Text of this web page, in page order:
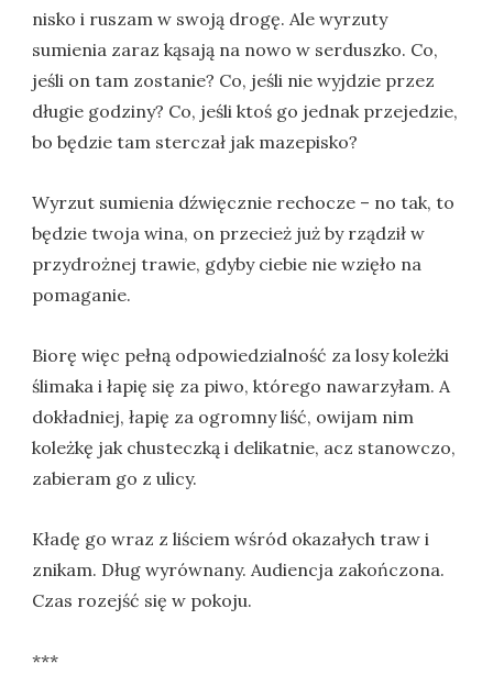
nisko i ruszam w swoją drogę. Ale wyrzuty
sumienia zaraz kąsają na nowo w serduszko. Co,
jeśli on tam zostanie? Co, jeśli nie wyjdzie przez
długie godziny? Co, jeśli ktoś go jednak przejedzie,
bo będzie tam sterczał jak mazepisko?
Wyrzut sumienia dźwięcznie rechocze – no tak, to
będzie twoja wina, on przecież już by rządził w
przydrożnej trawie, gdyby ciebie nie wzięło na
pomaganie.
Biorę więc pełną odpowiedzialność za losy koleżki
ślimaka i łapię się za piwo, którego nawarzyłam. A
dokładniej, łapię za ogromny liść, owijam nim
koleżkę jak chusteczką i delikatnie, acz stanowczo,
zabieram go z ulicy.
Kładę go wraz z liściem wśród okazałych traw i
znikam. Dług wyrównany. Audiencja zakończona.
Czas rozejść się w pokoju.
***